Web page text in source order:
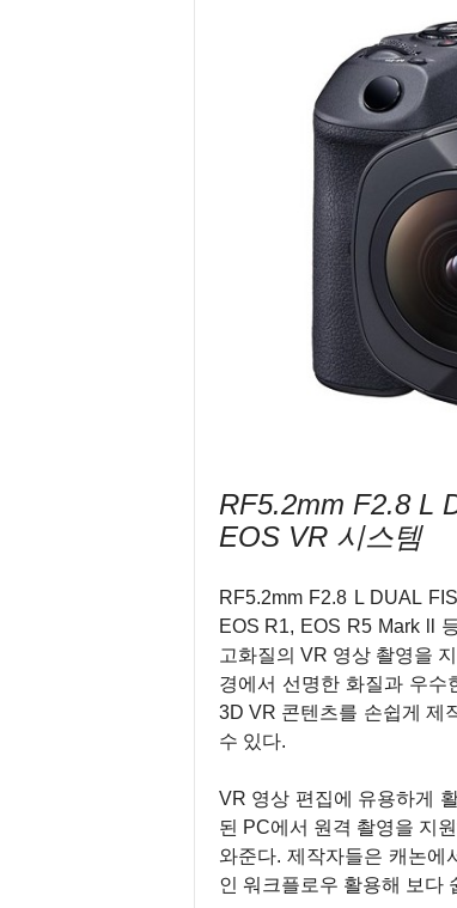
RF5.2mm F2.8 L
EOS VR 시스템
RF5.2mm F2.8 L DUAL
EOS R1, EOS R5 Mark ll
고화질의 VR 영상 촬영을
경에서 선명한 화질과 우수
3D VR 콘텐츠를 손쉽게 제
수 있다.
VR 영상 편집에 유용하게
된 PC에서 원격 촬영을 지
와준다. 제작자들은 캐논에
인 워크플로우 활용해 보다